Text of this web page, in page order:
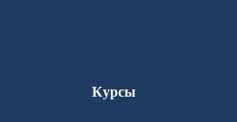
Курсы